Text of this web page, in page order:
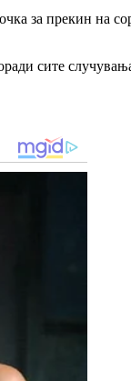
за прекин на
сите